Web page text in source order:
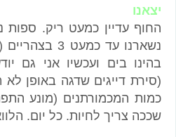
יצאנו
החוף עדיין כמעט ריק. ספות
נשארנו עד
בהינו בים ועכשיו אני גם
(סירת דייגים שדגה באופן לא
כמות המכמורתנים (מונע
שככה צריך לחיות. כל יום.